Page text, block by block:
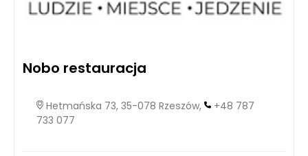
Nobo restauracja
Hetmańska 73, 35-078 Rzeszów,
+48 787
733 077